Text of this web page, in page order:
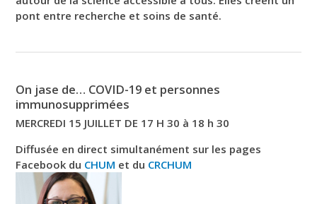
pont entre recherche et soins de santé.
On jase de… COVID-19 et personnes
immunosupprimées
MERCREDI 15 JUILLET DE 17 H 30 à 18 h 30
Diffusée en direct simultanément sur les pages
Facebook du CHUM et du CRCHUM